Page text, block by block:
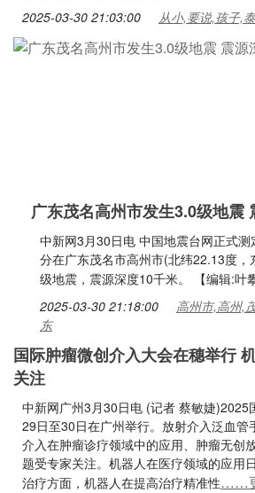
2025-03-30 21:03:00 从小,要说,孩子,
广东茂名高州市发生3.0级地震
中新网3月30日电 中国地震台网正式
分在广东茂名市高州市(北纬22.13度
级地震，震源深度10千米。 ​​​【编辑:叶
2025-03-30 21:18:00
高州市,高州,
东
国际肿瘤微创介入大会在穗举行
关注
中新网广州3月30日电 (记者 蔡敏婕)2025
29日至30日在广州举行。放射介入泛血管
介入在肿瘤诊疗领域中的应用、肿瘤无创
题受专家关注。机器人在医疗领域的应用
治疗方面，机器人在提高治疗精准性……